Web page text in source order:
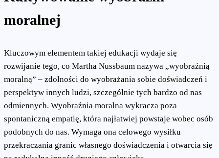
moralnej
Kluczowym elementem takiej edukacji wydaje się
rozwijanie tego, co Martha Nussbaum nazywa „wyobraźnią
moralną” – zdolności do wyobrażania sobie doświadczeń i
perspektyw innych ludzi, szczególnie tych bardzo od nas
odmiennych. Wyobraźnia moralna wykracza poza
spontaniczną empatię, która najłatwiej powstaje wobec osób
podobnych do nas. Wymaga ona celowego wysiłku
przekraczania granic własnego doświadczenia i otwarcia się